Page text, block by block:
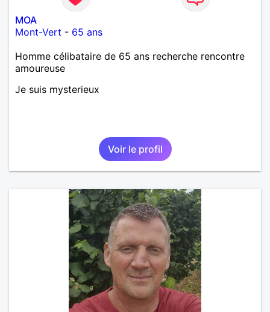
MOA
Mont-Vert - 65 ans
Homme célibataire de 65 ans recherche rencontre
amoureuse
Je suis mysterieux
Voir le profil